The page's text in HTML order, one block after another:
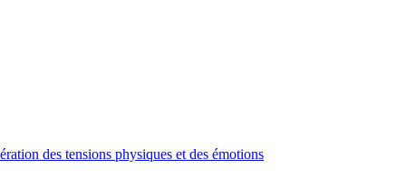
des tensions physiques et des émotions